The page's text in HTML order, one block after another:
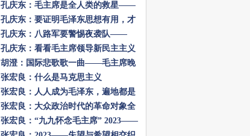
孔庆东：毛主席是全人类的救星——
2024年孔和尚韶山讲话之五
孔庆东：要证明毛泽东思想有用，才
能说服人——2024年孔和尚韶山讲话
之四
孔庆东：八路军要警惕夜袭队——
2024年孔和尚韶山讲话之三。
孔庆东：看看毛主席领导新民主主义
的伟大成就——孔和尚2024年韶山讲
话开头
胡澄：国际悲歌歌一曲——毛主席晚
年奋斗的当代回声
张宏良：什么是马克思主义
张宏良：人人成为毛泽东，遍地都是
毛泽东
张宏良：大众政治时代的革命对象全
都穿着红色袈裟
张宏良：“九九怀念毛主席” 2023——